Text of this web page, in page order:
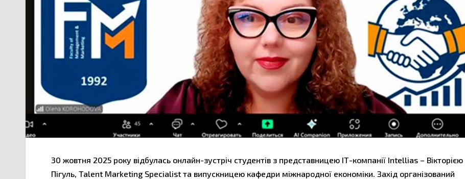
30 жовтня 2025 року відбулась онлайн-зустріч студентів з представницею ІТ-компанії Intellias – Вікторією
Пігуль, Talent Marketing Specialist та випускницею кафедри міжнародної економіки. Захід організований